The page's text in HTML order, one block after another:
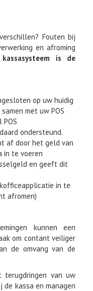
Fouten bij
en afroming
is de
op uw huidig
met uw POS
ondersteund.
af door het geld van
in te voeren
en geeft dit
in te
afromen)
kunnen een
om contant veiliger
de omvang van de
van uw
de kassa en managen